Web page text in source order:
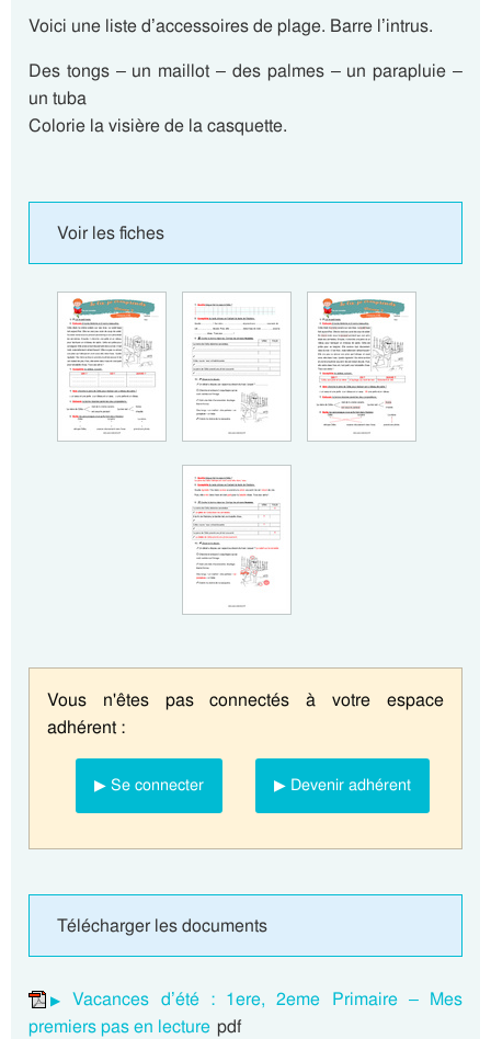
Voici une liste d’accessoires de plage. Barre l’intrus.
Des tongs – un maillot – des palmes – un parapluie –
un tuba
Colorie la visière de la casquette.
Voir les fiches
Vous n'êtes pas connectés à votre espace
adhérent :
▶ Se connecter ▶ Devenir adhérent
Télécharger les documents
Vacances d’été : 1ere, 2eme Primaire – Mes
premiers pas en lecture pdf